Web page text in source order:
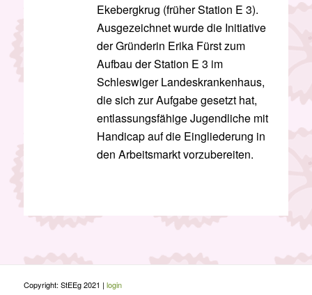
Ekebergkrug (früher Station E 3).
Ausgezeichnet wurde die Initiative
der Gründerin Erika Fürst zum
Aufbau der Station E 3 im
Schleswiger Landeskrankenhaus,
die sich zur Aufgabe gesetzt hat,
entlassungsfähige Jugendliche mit
Handicap auf die Eingliederung in
den Arbeitsmarkt vorzubereiten.
Copyright: StEEg 2021 | login